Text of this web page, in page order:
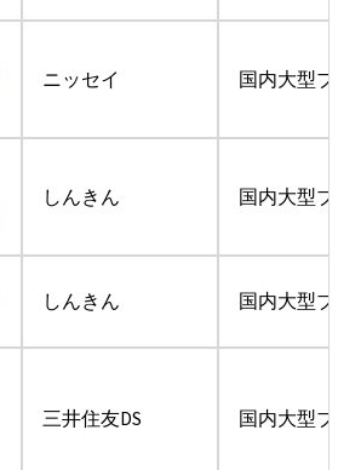
ニッセイ 国内大型
しんきん 国内大型
しんきん 国内大型
三井住友DS 国内大型